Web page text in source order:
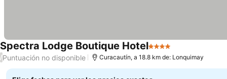
Spectra Lodge Boutique Hotel4 Estrellas
/Puntuación no disponible Curacautín, a 18.8 km de: Lonquimay